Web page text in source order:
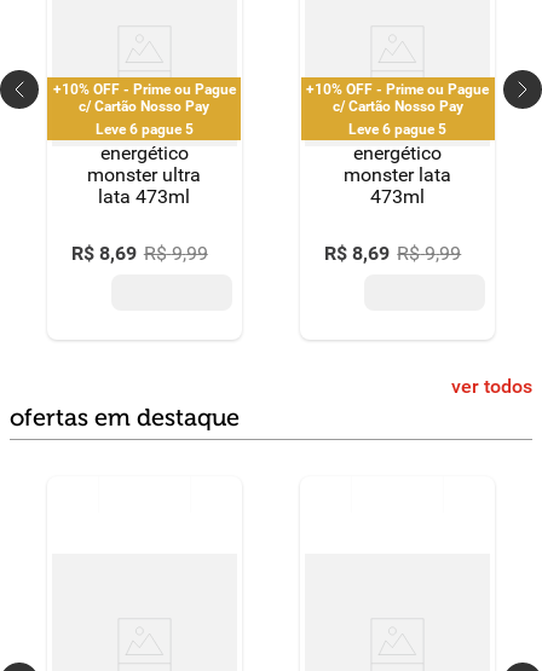
+10% OFF - Prime ou Pague
c/ Cartão Nosso Pay
Leve 6 pague 5
energético
monster ultra
lata 473ml
R$ 8,69 R$ 9,99
+10% OFF - Prime ou Pague
c/ Cartão Nosso Pay
Leve 6 pague 5
energético
monster lata
473ml
R$ 8,69 R$ 9,99
ofertas em destaque
ver todos